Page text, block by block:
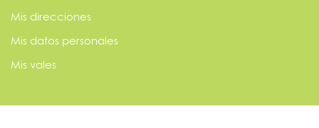
Mis direcciones
Mis datos personales
Mis vales